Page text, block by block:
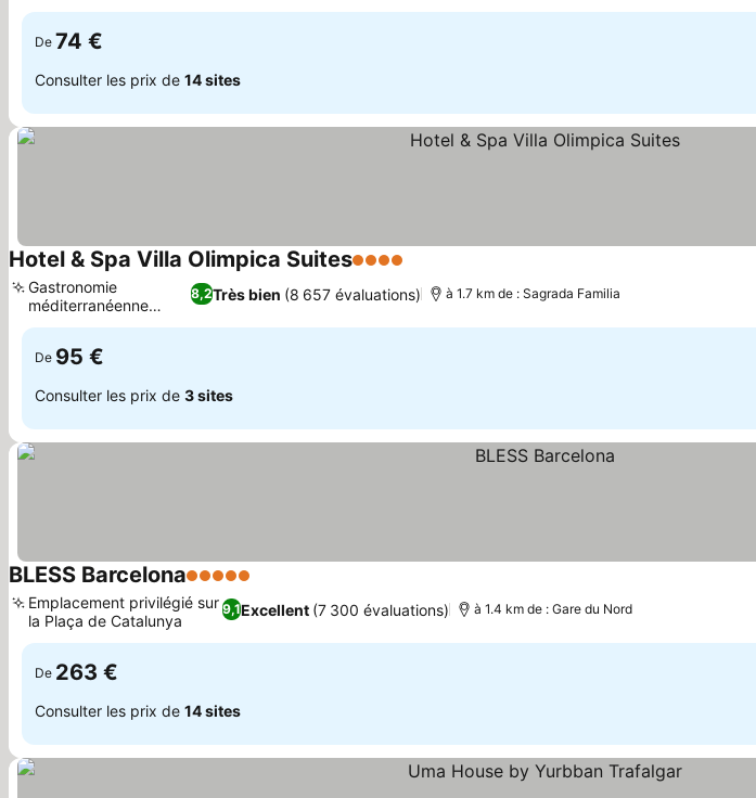
De 74 €
Consulter les prix de 14 sites
Hotel & Spa Villa Olimpica Suites4 Étoiles
8,2Très bien (8 657 évaluations)
Gastronomie
méditerranéenne
moderne
à 1.7 km de : Sagrada Familia
De 95 €
Consulter les prix de 3 sites
BLESS Barcelona5 Étoiles
9,1Excellent (7 300 évaluations)
Emplacement privilégié sur
la Plaça de Catalunya
à 1.4 km de : Gare du Nord
De 263 €
Consulter les prix de 14 sites